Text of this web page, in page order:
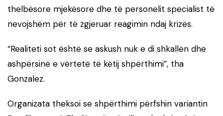
thelbësore mjekësore dhe të personelit specialist të
nevojshëm për të zgjeruar reagimin ndaj krizës.
“Realiteti sot është se askush nuk e di shkallën dhe
ashpërsinë e vërtetë të këtij shpërthimi”, tha
Gonzalez.
Organizata theksoi se shpërthimi përfshin variantin